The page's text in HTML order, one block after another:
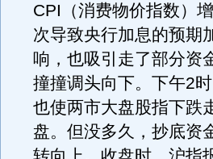
CPI（消费物价指数）
次导致央行加息的预期
响，也吸引走了部分资
撞撞调头向下。下午2
也使两市大盘股指下跌
盘。但没多久，抄底资